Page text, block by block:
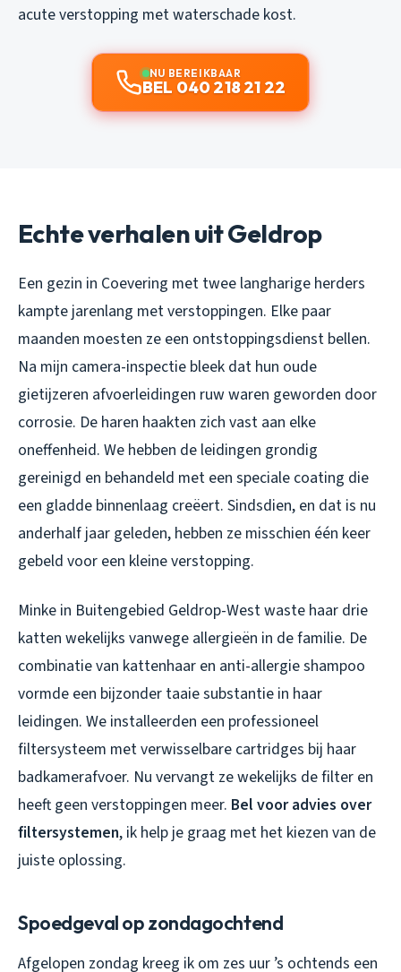
acute verstopping met waterschade kost.
NU BEREIKBAAR
BEL 040 218 21 22
Echte verhalen uit Geldrop
Een gezin in Coevering met twee langharige herders
kampte jarenlang met verstoppingen. Elke paar
maanden moesten ze een ontstoppingsdienst bellen.
Na mijn camera-inspectie bleek dat hun oude
gietijzeren afvoerleidingen ruw waren geworden door
corrosie. De haren haakten zich vast aan elke
oneffenheid. We hebben de leidingen grondig
gereinigd en behandeld met een speciale coating die
een gladde binnenlaag creëert. Sindsdien, en dat is nu
anderhalf jaar geleden, hebben ze misschien één keer
gebeld voor een kleine verstopping.
Minke in Buitengebied Geldrop-West waste haar drie
katten wekelijks vanwege allergieën in de familie. De
combinatie van kattenhaar en anti-allergie shampoo
vormde een bijzonder taaie substantie in haar
leidingen. We installeerden een professioneel
filtersysteem met verwisselbare cartridges bij haar
badkamerafvoer. Nu vervangt ze wekelijks de filter en
heeft geen verstoppingen meer. Bel voor advies over
filtersystemen, ik help je graag met het kiezen van de
juiste oplossing.
Spoedgeval op zondagochtend
Afgelopen zondag kreeg ik om zes uur ’s ochtends een